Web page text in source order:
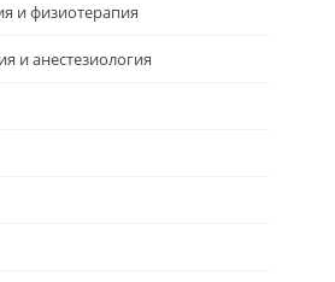
и физиотерапия
и анестезиология